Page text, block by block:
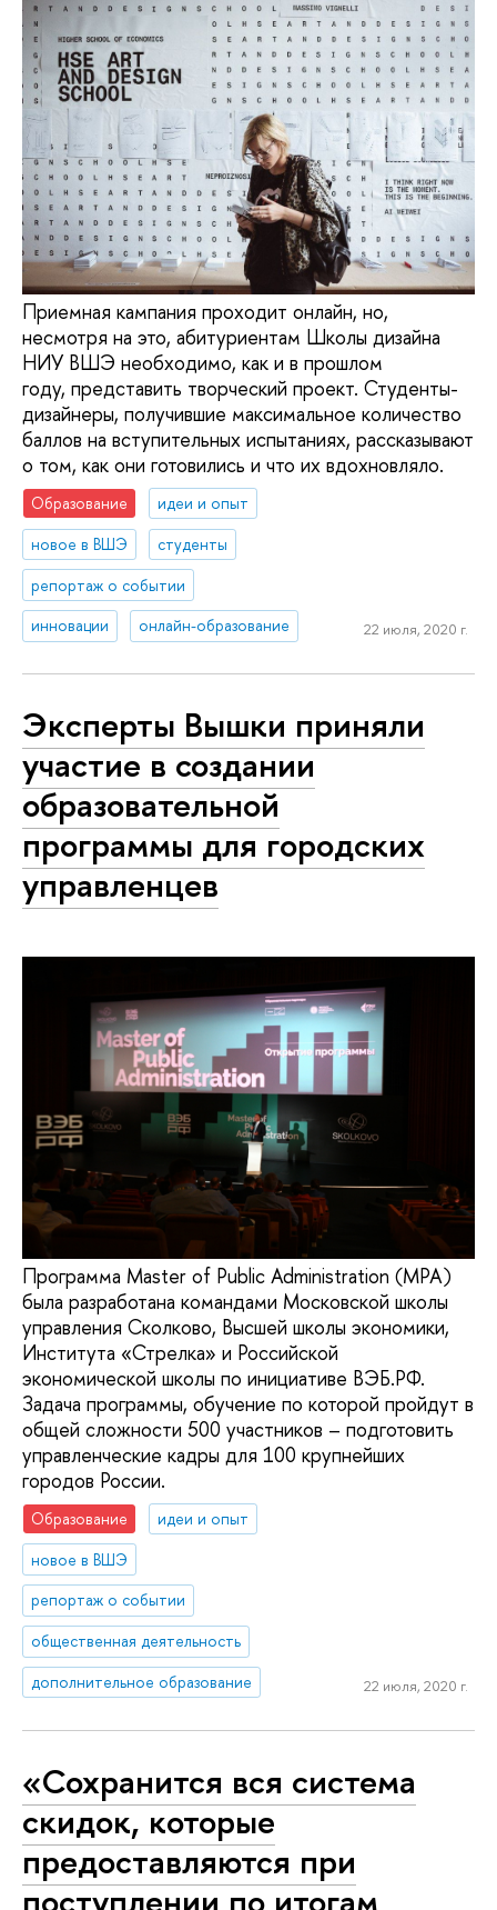
Приемная кампания проходит онлайн, но,
несмотря на это, абитуриентам Школы дизайна
НИУ ВШЭ необходимо, как и в прошлом
году, представить творческий проект. Студенты-
дизайнеры, получившие максимальное количество
баллов на вступительных испытаниях, рассказывают
о том, как они готовились и что их вдохновляло.
Образование
идеи и опыт
новое в ВШЭ
студенты
репортаж о событии
инновации
онлайн-образование 22 июля, 2020 г.
Эксперты Вышки приняли
участие в создании
образовательной
программы для городских
управленцев
Программа Master of Public Administration (MPA)
была разработана командами Московской школы
управления Сколково, Высшей школы экономики,
Института «Стрелка» и Российской
экономической школы по инициативе ВЭБ.РФ.
Задача программы, обучение по которой пройдут в
общей сложности 500 участников – подготовить
управленческие кадры для 100 крупнейших
городов России.
Образование
идеи и опыт
новое в ВШЭ
репортаж о событии
общественная деятельность
дополнительное образование
22 июля, 2020 г.
«Сохранится вся система
скидок, которые
предоставляются при